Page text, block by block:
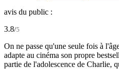
avis du public :
3.8/5
On ne passe qu'une seule fois à
adapte au cinéma son propre
partie de l'adolescence de Charlie,